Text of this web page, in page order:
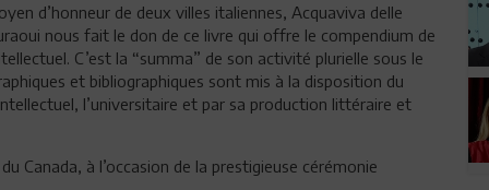
d’honneur de deux villes italiennes, Acquaviva delle
nous fait le don de ce livre qui offre le compendium de
C’est la “summa” de son activité plurielle sous le
et bibliographiques sont mis à la disposition du
l’universitaire et par sa production littéraire et
Canada, à l’occasion de la prestigieuse cérémonie